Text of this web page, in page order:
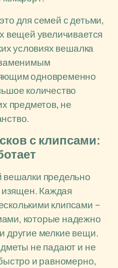
для семей с детьми,
вещей увеличивается
условиях вешалка
одновременно
количество
предметов, не
с клипсами:
предельно
изящен. Каждая
клипсами –
которые надежно
другие мелкие вещи.
не падают и не
и равномерно,